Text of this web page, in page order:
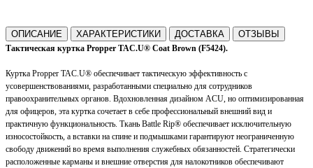
ОПИСАНИЕ ХАРАКТЕРИСТИКИ ДОСТАВКА ОТЗЫВЫ
Тактическая куртка Propper TAC.U® Coat Brown (F5424).
Куртка Propper TAC.U® обеспечивает тактическую эффективность с
усовершенствованиями, разработанными специально для сотрудников
правоохранительных органов. Вдохновленная дизайном ACU, но оптимизированная
для офицеров, эта куртка сочетает в себе профессиональный внешний вид и
практичную функциональность. Ткань Battle Rip® обеспечивает исключительную
износостойкость, а вставки на спине и подмышками гарантируют неограниченную
свободу движений во время выполнения служебных обязанностей. Стратегически
расположенные карманы и внешние отверстия для налокотников обеспечивают